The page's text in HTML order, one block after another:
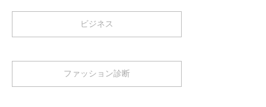
ビジネス
ファッション診断